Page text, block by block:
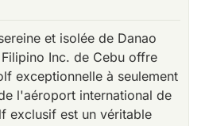
et isolée de Danao
Inc. de Cebu offre
exceptionnelle à seulement
l'aéroport international de
exclusif est un véritable